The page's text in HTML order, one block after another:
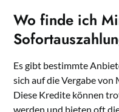
Wo finde ich
Es gibt bestimmte
sich auf die Vergabe
Diese Kredite können
werden und bieten oft